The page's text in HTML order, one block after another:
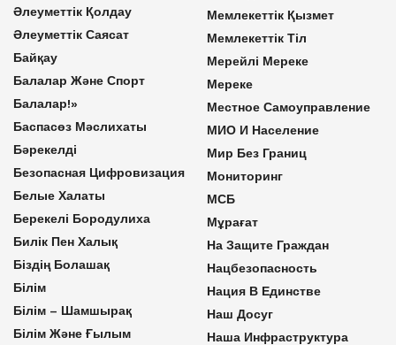
Әлеуметтік Қолдау
Әлеуметтік Саясат
Байқау
Балалар Және Спорт
Балалар!»
Баспасөз Мәслихаты
Бәрекелді
Безопасная Цифровизация
Белые Халаты
Берекелі Бородулиха
Билік Пен Халық
Біздің Болашақ
Білім
Білім – Шамшырақ
Білім Және Ғылым
Мемлекеттік Қызмет
Мемлекеттік Тіл
Мерейлі Мереке
Мереке
Местное Самоуправление
МИО И Население
Мир Без Границ
Мониторинг
МСБ
Мұрағат
На Защите Граждан
Нацбезопасность
Нация В Единстве
Наш Досуг
Наша Инфраструктура